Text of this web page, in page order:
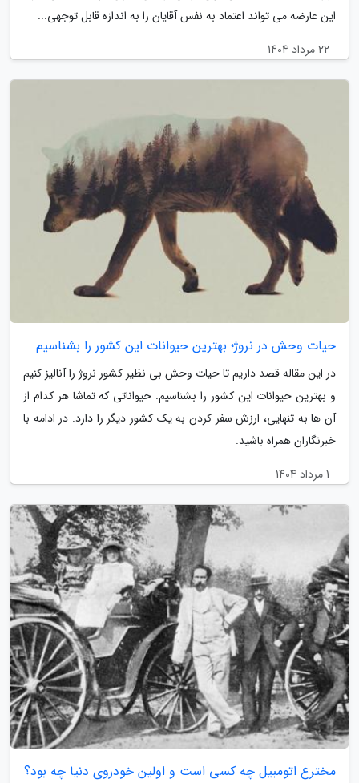
این عارضه می تواند اعتماد به نفس آقایان را به اندازه قابل توجهی...
22 مرداد 1404
حیات وحش در نروژ؛ بهترین حیوانات این کشور را بشناسیم
در این مقاله قصد داریم تا حیات وحش بی نظیر کشور نروژ را آنالیز کنیم
و بهترین حیوانات این کشور را بشناسیم. حیواناتی که تماشا هر کدام از
آن ها به تنهایی، ارزش سفر کردن به یک کشور دیگر را دارد. در ادامه با
خبرنگاران همراه باشید.
1 مرداد 1404
مخترع اتومبیل چه کسی است و اولین خودروی دنیا چه بود؟